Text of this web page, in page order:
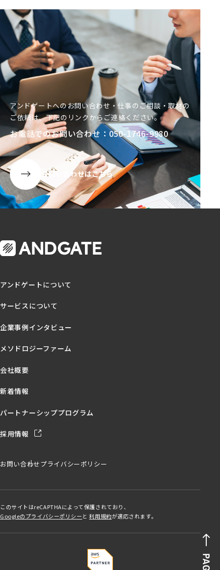
アンドゲートへのお問い合わせ・仕事のご相談・取材の
ご依頼は、下記のリンクからご連絡ください。
お電話でのお問い合わせ：050-1746-9980
お問い合わせはこちら
アンドゲートについて
サービスについて
企業事例インタビュー
メソドロジーファーム
会社概要
新着情報
パートナーシッププログラム
採用情報
お問い合わせプライバシーポリシー
このサイトはreCAPTHAによって保護されており、
Googleのプライバシーポリシーと利用規約が適応されます。